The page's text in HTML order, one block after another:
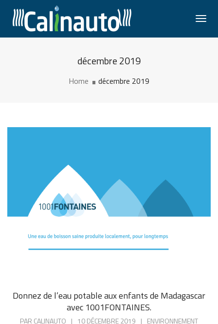
décembre 2019
Home décembre 2019
Donnez de l’eau potable aux enfants de Madagascar
avec 1001FONTAINES.
PAR CALINAUTO | 10 DÉCEMBRE 2019 | ENVIRONNEMENT